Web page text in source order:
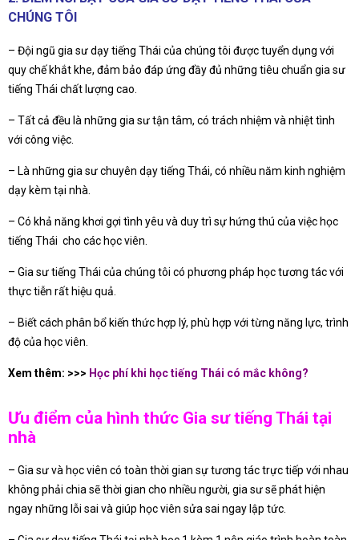
CHÚNG TÔI
– Đội ngũ gia sư dạy tiếng Thái của chúng tôi được tuyển dụng với
quy chế khắt khe, đảm bảo đáp ứng đầy đủ những tiêu chuẩn gia sư
tiếng Thái chất lượng cao.
– Tất cả đều là những gia sư tận tâm, có trách nhiệm và nhiệt tình
với công việc.
– Là những gia sư chuyên dạy tiếng Thái, có nhiều năm kinh nghiệm
dạy kèm tại nhà.
– Có khả năng khơi gợi tình yêu và duy trì sự hứng thú của việc học
tiếng Thái cho các học viên.
– Gia sư tiếng Thái của chúng tôi có phương pháp học tương tác với
thực tiễn rất hiệu quả.
– Biết cách phân bổ kiến thức hợp lý, phù hợp với từng năng lực, trình
độ của học viên.
Xem thêm: >>> Học phí khi học tiếng Thái có mắc không?
Ưu điểm của hình thức Gia sư tiếng Thái tại
nhà
– Gia sư và học viên có toàn thời gian sự tương tác trực tiếp với nhau
không phải chia sẽ thời gian cho nhiều người, gia sư sẽ phát hiện
ngay những lỗi sai và giúp học viên sửa sai ngay lập tức.